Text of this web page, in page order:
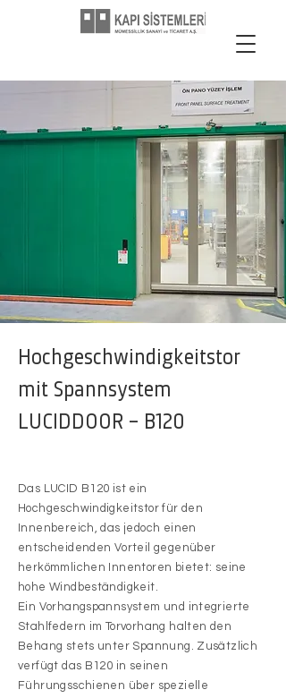
Hochgeschwindigkeitstor
mit Spannsystem
LUCIDDOOR – B120
Das LUCID B120 ist ein
Hochgeschwindigkeitstor für den
Innenbereich, das jedoch einen
entscheidenden Vorteil gegenüber
herkömmlichen Innentoren bietet: seine
hohe Windbeständigkeit.
Ein Vorhangspannsystem und integrierte
Stahlfedern im Torvorhang halten den
Behang stets unter Spannung. Zusätzlich
verfügt das B120 in seinen
Führungsschienen über spezielle